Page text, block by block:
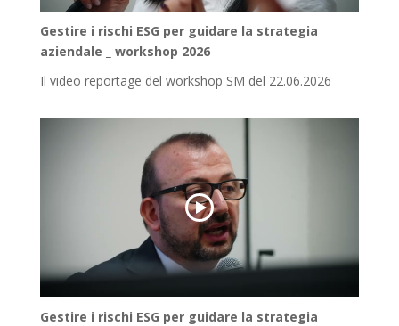
Gestire i rischi ESG per guidare la strategia
aziendale _ workshop 2026
Il video reportage del workshop SM del 22.06.2026
Gestire i rischi ESG per guidare la strategia